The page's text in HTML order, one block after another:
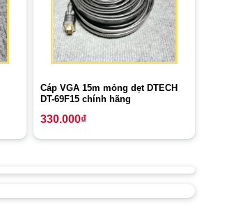
Cáp VGA 15m mỏng dẹt DTECH
DT-69F15 chính hãng
330.000₫